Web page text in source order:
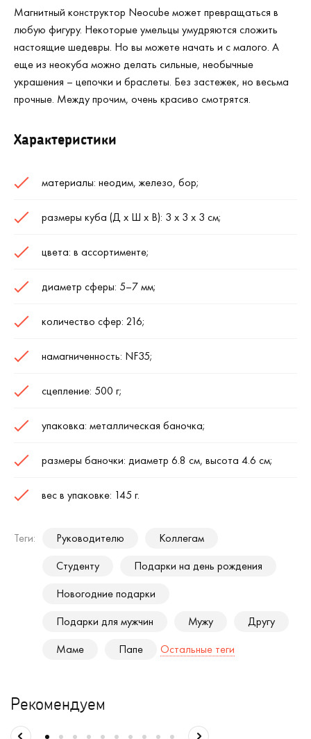
Магнитный конструктор Neocubeможет превращаться в
любую фигуру. Некоторые умельцы умудряются сложить
настоящие шедевры. Но вы можете начать и с малого. А
еще из неокуба можно делать сильные, необычные
украшения – цепочки и браслеты. Без застежек, но весьма
прочные. Между прочим, очень красиво смотрятся.
Характеристики
материалы: неодим, железо, бор;
размеры куба (Д х Ш х В): 3 х 3 х 3 см;
цвета: в ассортименте;
диаметр сферы: 5–7 мм;
количество сфер: 216;
намагниченность: NF35;
сцепление: 500 г;
упаковка: металлическая баночка;
размеры баночки: диаметр 6.8 см, высота 4.6 см;
вес в упаковке: 145 г.
Теги: Руководителю
Коллегам
Студенту
Подарки на день рождения
Новогодние подарки
Подарки для мужчин
Мужу
Другу
Маме
Папе Остальные теги
Рекомендуем